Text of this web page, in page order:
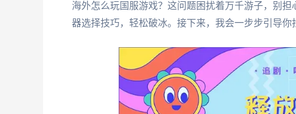
海外怎么玩国服游戏？这问题困扰着万千游子，别
器选择技巧，轻松破冰。接下来，我会一步步引导你